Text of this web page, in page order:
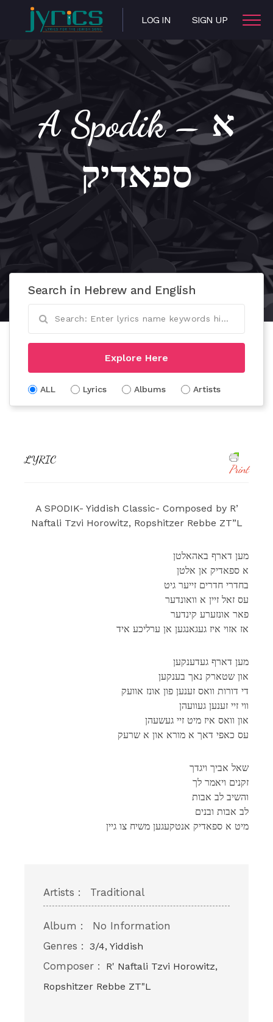
LOG IN SIGN UP
A Spodik – א
ספאדיק
Search in Hebrew and English
Explore Here
ALL Lyrics Albums Artists
LYRIC
Print
A SPODIK- Yiddish Classic- Composed by R’
Naftali Tzvi Horowitz, Ropshitzer Rebbe ZT”L
מען דארף באהאלטן
א ספאדיק אן אלטן
בחדרי חדרים זייער גיט
עס זאל זיין א וואונדער
פאר אונזערע קינדער
אז אזוי איז געגאנגען אן ערליכע איד
מען דארף געדענקען
און שטארק נאך בענקען
די דורות וואס זענען פון אונז אוועק
ווי זיי זענען געוועהן
און וואס איז מיט זיי געשעהן
עס כאפי דאך א מורא און א שרעק
שאל אביך ויגדך
זקנים ויאמר לך
והשיב לב אבות
לב אבות ובנים
מיט א ספאדיק אנטקעגען משיח צו גיין
Artists : Traditional
Album :
No Information
Genres : 3/4, Yiddish
Composer :
R' Naftali Tzvi Horowitz,
Ropshitzer Rebbe ZT"L